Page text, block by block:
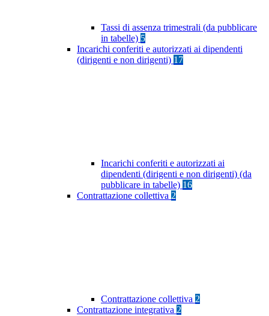
Tassi di assenza trimestrali (da pubblicare
in tabelle) 5
Incarichi conferiti e autorizzati ai dipendenti
(dirigenti e non dirigenti) 17
Incarichi conferiti e autorizzati ai
dipendenti (dirigenti e non dirigenti) (da
pubblicare in tabelle) 16
Contrattazione collettiva 2
Contrattazione collettiva 2
Contrattazione integrativa 2